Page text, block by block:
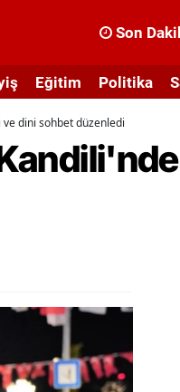
Son
Eğitim Politika
dini sohbet düzenledi